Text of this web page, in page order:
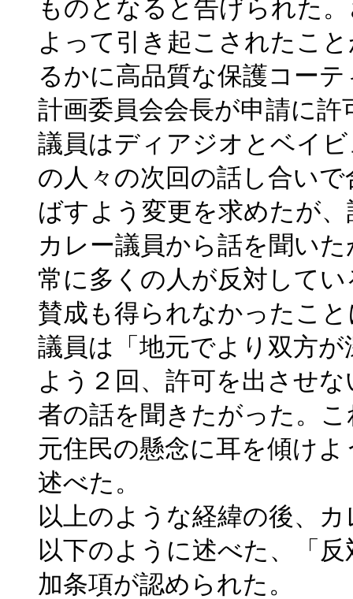
ものとなると告げられた
よって引き起こされたこ
るかに高品質な保護コー
計画委員会会長が申請に
議員はディアジオとベイ
の人々の次回の話し合い
ばすよう変更を求めたが
カレー議員から話を聞い
常に多くの人が反対して
賛成も得られなかったこ
議員は「地元でより双方
よう２回、許可を出させ
者の話を聞きたがった。
元住民の懸念に耳を傾け
述べた。
以上のような経緯の後、
以下のように述べた、「
加条項が認められた。